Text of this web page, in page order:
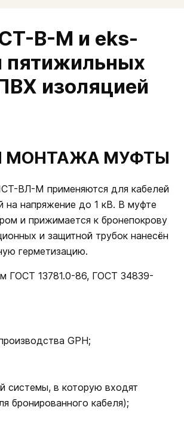
В-М и eks-
пятижильных
изоляцией
МОНТАЖА МУФТЫ
ВЛ-М применяются для кабелей
на напряжение до 1 кВ. В муфте
и прижимается к бронепокрову
и защитной трубок нанесён
герметизацию.
ГОСТ 13781.0-86, ГОСТ 34839-
GPH;
системы, в которую входят
бронированного кабеля);